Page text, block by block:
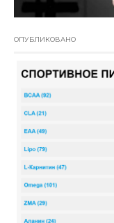
ОПУБЛИКОВАНО